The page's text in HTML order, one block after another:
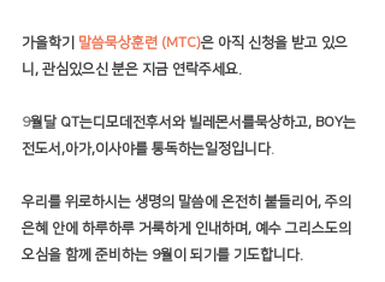
가을학기 말씀묵상훈련 (MTC)은 아직 신청을 받고 있으
니, 관심있으신 분은 지금 연락주세요.
9월달 QT는디모데전후서와 빌레몬서를묵상하고, BOY는
전도서,아가,이사야를 통독하는일정입니다.
우리를 위로하시는 생명의 말씀에 온전히 붙들리어, 주의
은혜 안에 하루하루 거룩하게 인내하며, 예수 그리스도의
오심을 함께 준비하는 9월이 되기를 기도합니다.